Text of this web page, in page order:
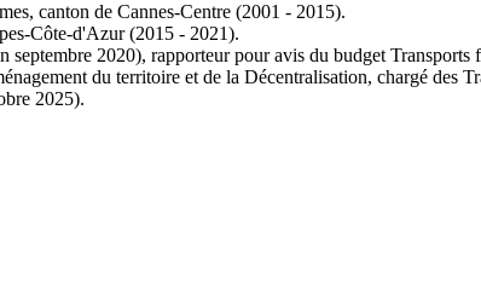
canton de Cannes-Centre (2001 - 2015).
Côte-d'Azur (2015 - 2021).
septembre 2020), rapporteur pour avis du budget
du territoire et de la Décentralisation, chargé des
2025).